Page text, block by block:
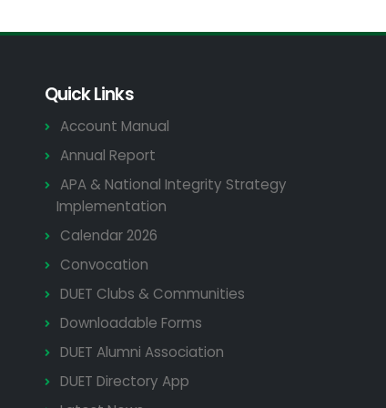
Quick Links
Account Manual
Annual Report
APA & National Integrity Strategy
Implementation
Calendar 2026
Convocation
DUET Clubs & Communities
Downloadable Forms
DUET Alumni Association
DUET Directory App